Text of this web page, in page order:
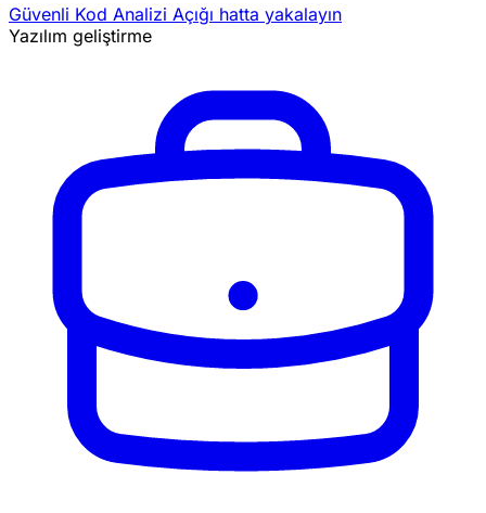
Güvenli Kod Analizi Açığı hatta yakalayın
Yazılım geliştirme